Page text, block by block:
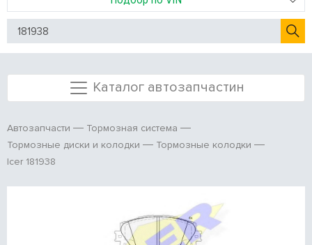
Каталог автозапчастин
Автозапчасти
Тормозная система
Тормозные диски и колодки
Тормозные колодки
Icer 181938